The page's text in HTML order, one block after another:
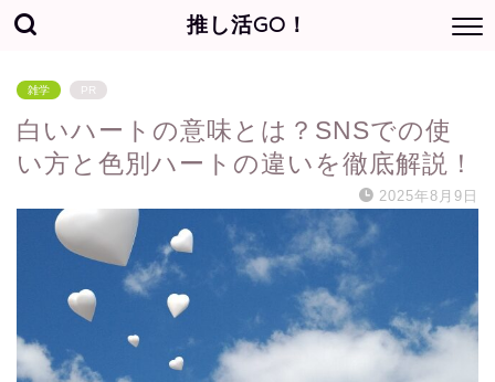
推し活GO！
雑学 PR
白いハートの意味とは？SNSでの使
い方と色別ハートの違いを徹底解説！
2025年8月9日